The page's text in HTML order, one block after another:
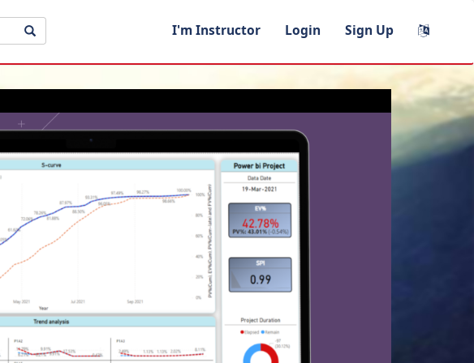
I'm Instructor Login Sign Up